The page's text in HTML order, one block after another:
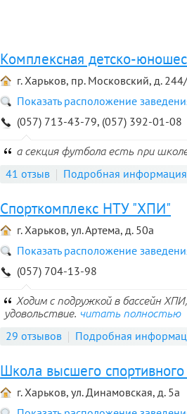
Комплексная детско-
г. Харьков, пр. Московский, д.
Показать расположение
(057) 713-43-79, (057) 392-01-08
а секция футбола есть при
41 отзыв Подробная информация
Спорткомплекс НТУ "ХПИ"
г. Харьков, ул. Артема, д. 50а
Показать расположение
(057) 704-13-98
Ходим с подружкой в бассейн
удовольствие. читать полностью
29 отзывов Подробная
Школа высшего спортивного
г. Харьков, ул. Динамовская, д. 5а